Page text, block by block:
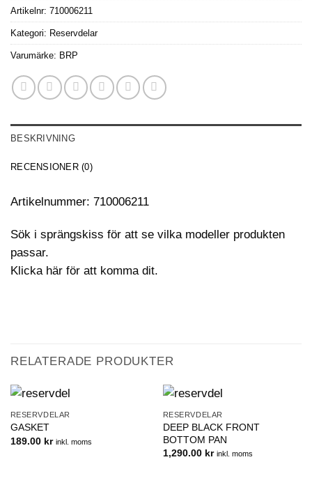
Artikelnr: 710006211
Kategori: Reservdelar
Varumärke: BRP
BESKRIVNING
RECENSIONER (0)
Artikelnummer: 710006211
Sök i sprängskiss för att se vilka modeller produkten
passar.
Klicka här för att komma dit.
RELATERADE PRODUKTER
RESERVDELAR
GASKET
189.00 kr inkl. moms
RESERVDELAR
DEEP BLACK FRONT
BOTTOM PAN
1,290.00 kr inkl. moms